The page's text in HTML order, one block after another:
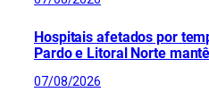
Hospitais afetados por
Pardo e Litoral Norte
07/08/2026